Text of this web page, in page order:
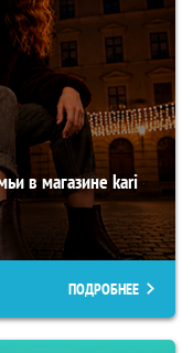
в магазине kari
ПОДРОБНЕЕ